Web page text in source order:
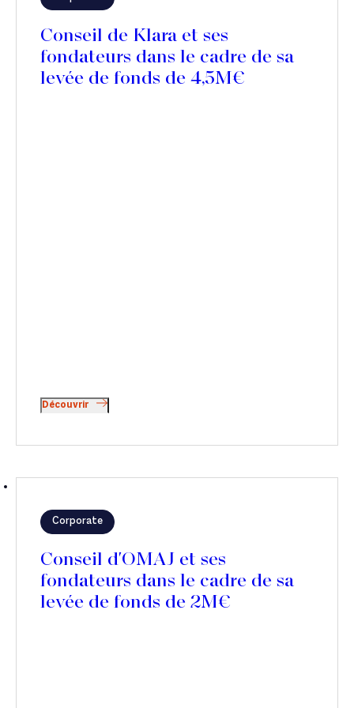
Conseil de Klara et ses
fondateurs dans le cadre de sa
levée de fonds de 4,5M€
Découvrir
Corporate
Conseil d'OMAJ et ses
fondateurs dans le cadre de sa
levée de fonds de 2M€